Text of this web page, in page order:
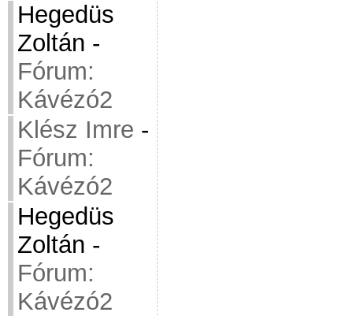
Hegedüs
Zoltán -
Fórum:
Kávézó2
Klész Imre -
Fórum:
Kávézó2
Hegedüs
Zoltán -
Fórum:
Kávézó2